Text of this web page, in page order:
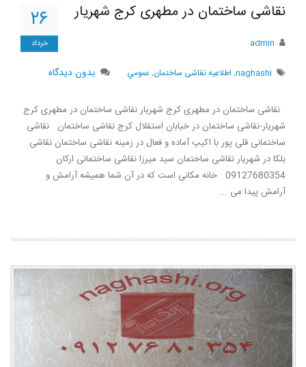
۲۶
خرداد
نقاشی ساختمان در مطهری کرج شهریار
admin
naghashi
, اطلاعیه نقاشی ساختمان,عمومي بدون دیدگاه
نقاشی ساختمان در مطهری کرج شهریار نقاشی ساختمان در مطهری کرج
شهریار-نقاشی ساختمان در خیابان استقلال کرج نقاشی ساختمان نقاشی
ساختمانی قلی پور با اکیپ آماده و فعال در زمینه نقاشی ساختمان نقاشی
بلکا در شهریار نقاشی ساختمان سید میرزا نقاشی ساختمانی ارکان
09127680354 خانه مکانی است که در آن شما همیشه آرامش و
آرامش پیدا می ...